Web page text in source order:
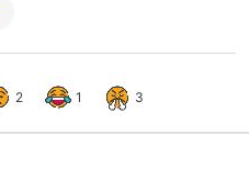
2 1 3